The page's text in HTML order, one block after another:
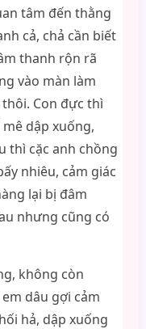
tâm đến thằng
cả, chả cần biết
thanh rộn rã
vào màn làm
Con đực thì
dập xuống,
thì cặc anh chồng
nhiêu, cảm giác
lại bị đâm
nhưng cũng có
không còn
dâu gợi cảm
hả, dập xuống